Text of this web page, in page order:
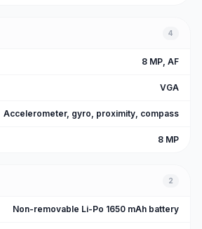
4
8 MP, AF
VGA
Accelerometer, gyro, proximity, compass
8 MP
2
Non-removable Li-Po 1650 mAh battery